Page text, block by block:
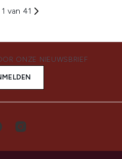
van 41
ONZE NIEUWSBRIEF